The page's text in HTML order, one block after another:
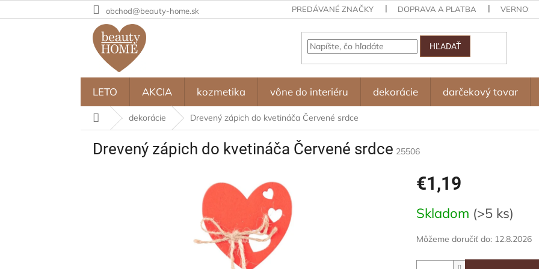
na
obchod@beauty-home.sk PREDÁVANÉ ZNAČKY DOPRAVA A PLATBA
HĽADAŤ
LETO AKCIA kozmetika vône do interiéru dekorácie darčekový tovar
Domovdekorácie Drevený zápich do kvetináča Červené srdce
Drevený zápich do kvetináča Červené srdce 25506
€1,19
cena:
Skladom (>5 ks)
Môžeme doručiť do: 12.8.2026